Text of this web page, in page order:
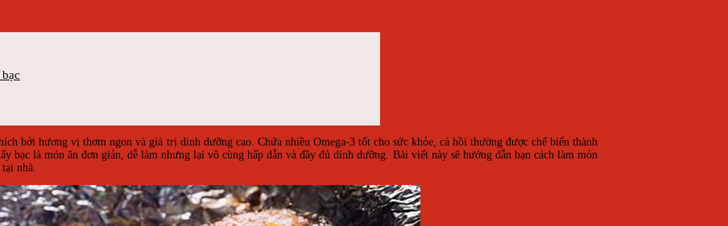
bởi hương vị thơm ngon và giá trị dinh dưỡng cao. Chứa nhiều Omega-3 tốt cho sức khỏe, cá hồi thường được chế biến thành
bạc là món ăn đơn giản, dễ làm nhưng lại vô cùng hấp dẫn và đầy đủ dinh dưỡng. Bài viết này sẽ hướng dẫn bạn cách làm món
nhà.